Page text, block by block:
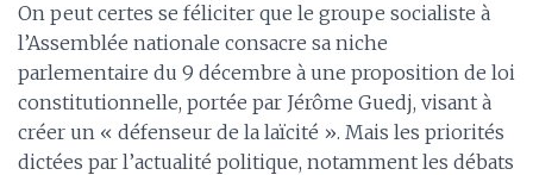
On peut certes se féliciter que le groupe socialiste à
l’Assemblée nationale consacre sa niche
parlementaire du 9 décembre à une proposition de loi
constitutionnelle, portée par Jérôme Guedj, visant à
créer un « défenseur de la laïcité ». Mais les priorités
dictées par l’actualité politique, notamment les débats